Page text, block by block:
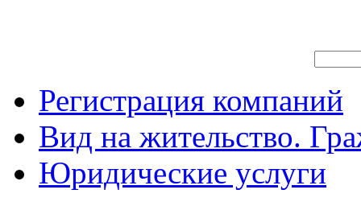
Регистрация компаний
Вид на жительство.
Юридические услуги